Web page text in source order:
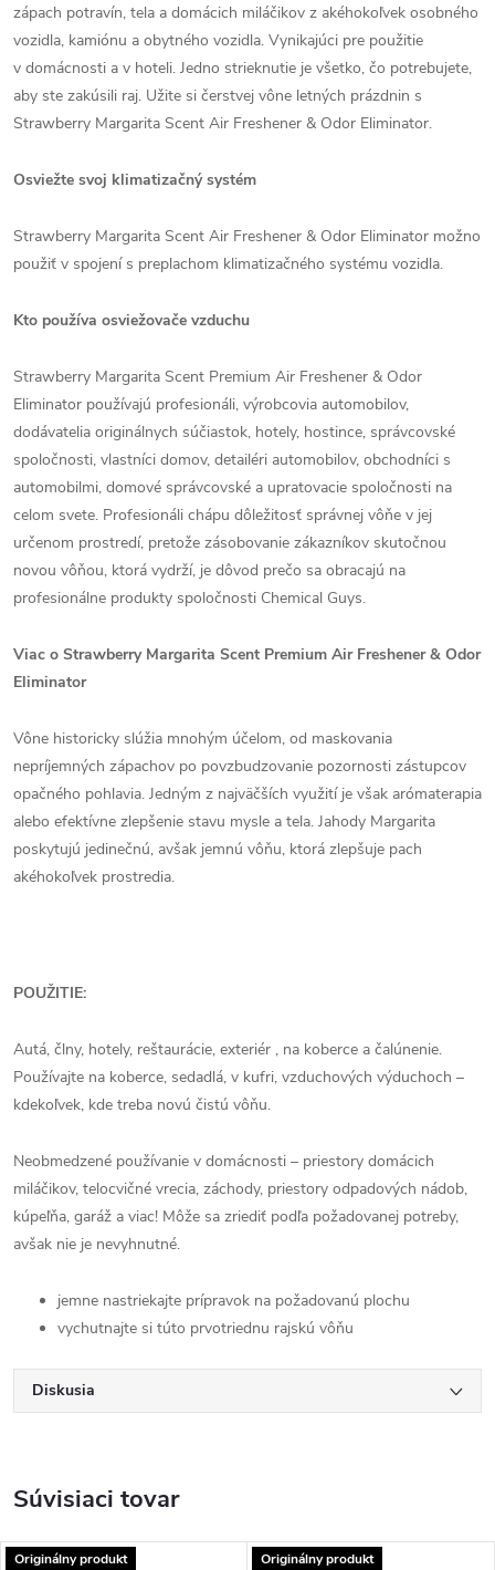
zápach potravín, tela a domácich miláčikov z akéhokoľvek osobného
vozidla, kamiónu a obytného vozidla. Vynikajúci pre použitie
v domácnosti a v hoteli. Jedno strieknutie je všetko, čo potrebujete,
aby ste zakúsili raj. Užite si čerstvej vône letných prázdnin s
Strawberry Margarita Scent Air Freshener & Odor Eliminator.
Osviežte svoj klimatizačný systém
Strawberry Margarita Scent Air Freshener & Odor Eliminator možno
použiť v spojení s preplachom klimatizačného systému vozidla.
Kto používa osviežovače vzduchu
Strawberry Margarita Scent Premium Air Freshener & Odor
Eliminator používajú profesionáli, výrobcovia automobilov,
dodávatelia originálnych súčiastok, hotely, hostince, správcovské
spoločnosti, vlastníci domov, detailéri automobilov, obchodníci s
automobilmi, domové správcovské a upratovacie spoločnosti na
celom svete. Profesionáli chápu dôležitosť správnej vôňe v jej
určenom prostredí, pretože zásobovanie zákazníkov skutočnou
novou vôňou, ktorá vydrží, je dôvod prečo sa obracajú na
profesionálne produkty spoločnosti Chemical Guys.
Viac o Strawberry Margarita Scent Premium Air Freshener & Odor
Eliminator
Vône historicky slúžia mnohým účelom, od maskovania
nepríjemných zápachov po povzbudzovanie pozornosti zástupcov
opačného pohlavia. Jedným z najväčších využití je však arómaterapia
alebo efektívne zlepšenie stavu mysle a tela. Jahody Margarita
poskytujú jedinečnú, avšak jemnú vôňu, ktorá zlepšuje pach
akéhokoľvek prostredia.
POUŽITIE:
Autá, člny, hotely, reštaurácie, exteriér , na koberce a čalúnenie.
Používajte na koberce, sedadlá, v kufri, vzduchových výduchoch –
kdekoľvek, kde treba novú čistú vôňu.
Neobmedzené používanie v domácnosti – priestory domácich
miláčikov, telocvičné vrecia, záchody, priestory odpadových nádob,
kúpeľňa, garáž a viac! Môže sa zriediť podľa požadovanej potreby,
avšak nie je nevyhnutné.
jemne nastriekajte prípravok na požadovanú plochu
vychutnajte si túto prvotriednu rajskú vôňu
Diskusia
Súvisiaci tovar
Originálny produkt
Originálny produkt